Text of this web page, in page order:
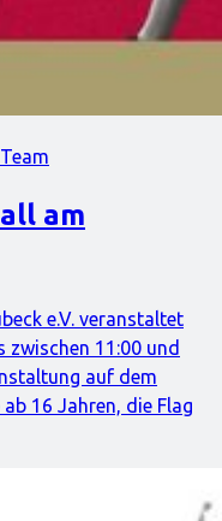
am
e.V. veranstaltet
zwischen 11:00 und
auf dem
16 Jahren, die Flag